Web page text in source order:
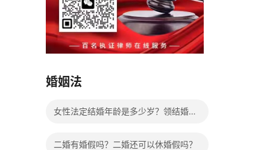
婚姻法
女性法定结婚年龄是多少岁？领结婚证
二婚有婚假吗？二婚还可以休婚假吗？